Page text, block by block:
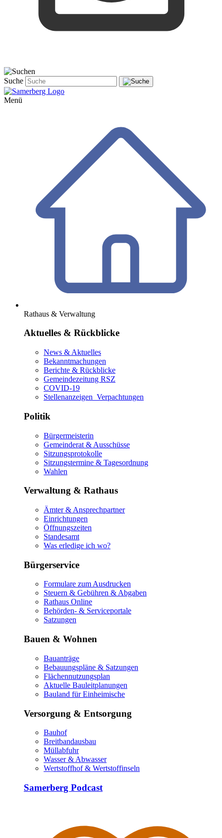
Suche
Menü
Rathaus & Verwaltung
Aktuelles & Rückblicke
News & Aktuelles
Bekanntmachungen
Berichte & Rückblicke
Gemeindezeitung RSZ
COVID-19
Stellenanzeigen_Verpachtungen
Politik
Bürgermeisterin
Gemeinderat & Ausschüsse
Sitzungsprotokolle
Sitzungstermine & Tagesordnung
Wahlen
Verwaltung & Rathaus
Ämter & Ansprechpartner
Einrichtungen
Öffnungszeiten
Standesamt
Was erledige ich wo?
Bürgerservice
Formulare zum Ausdrucken
Steuern & Gebühren & Abgaben
Rathaus Online
Behörden- & Serviceportale
Satzungen
Bauen & Wohnen
Bauanträge
Bebauungspläne & Satzungen
Flächennutzungsplan
Aktuelle Bauleitplanungen
Bauland für Einheimische
Versorgung & Entsorgung
Bauhof
Breitbandausbau
Müllabfuhr
Wasser & Abwasser
Wertstoffhof & Wertstoffinseln
Samerberg Podcast